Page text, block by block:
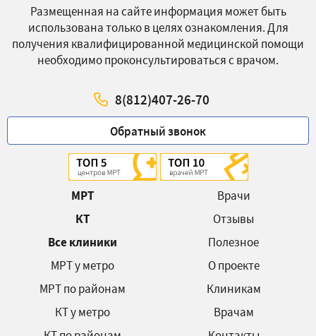
Размещенная на сайте информация может быть
использована только в целях ознакомления. Для
получения квалифицированной медицинской помощи
необходимо проконсультироваться с врачом.
8(812)407-26-70
Обратный звонок
МРТ
КТ
Все клиники
МРТ у метро
МРТ по районам
КТ у метро
Врачи
Отзывы
Полезное
О проекте
Клиникам
Врачам